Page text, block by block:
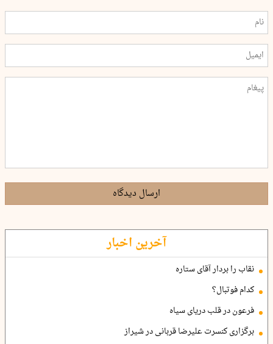
ارسال دیدگاه
آخرین اخبار
نقاب را بردار آقای ستاره
کدام فوتبال؟
فرعون در قلب دریای سیاه
برگزاری کنسرت علیرضا قربانی در شیراز